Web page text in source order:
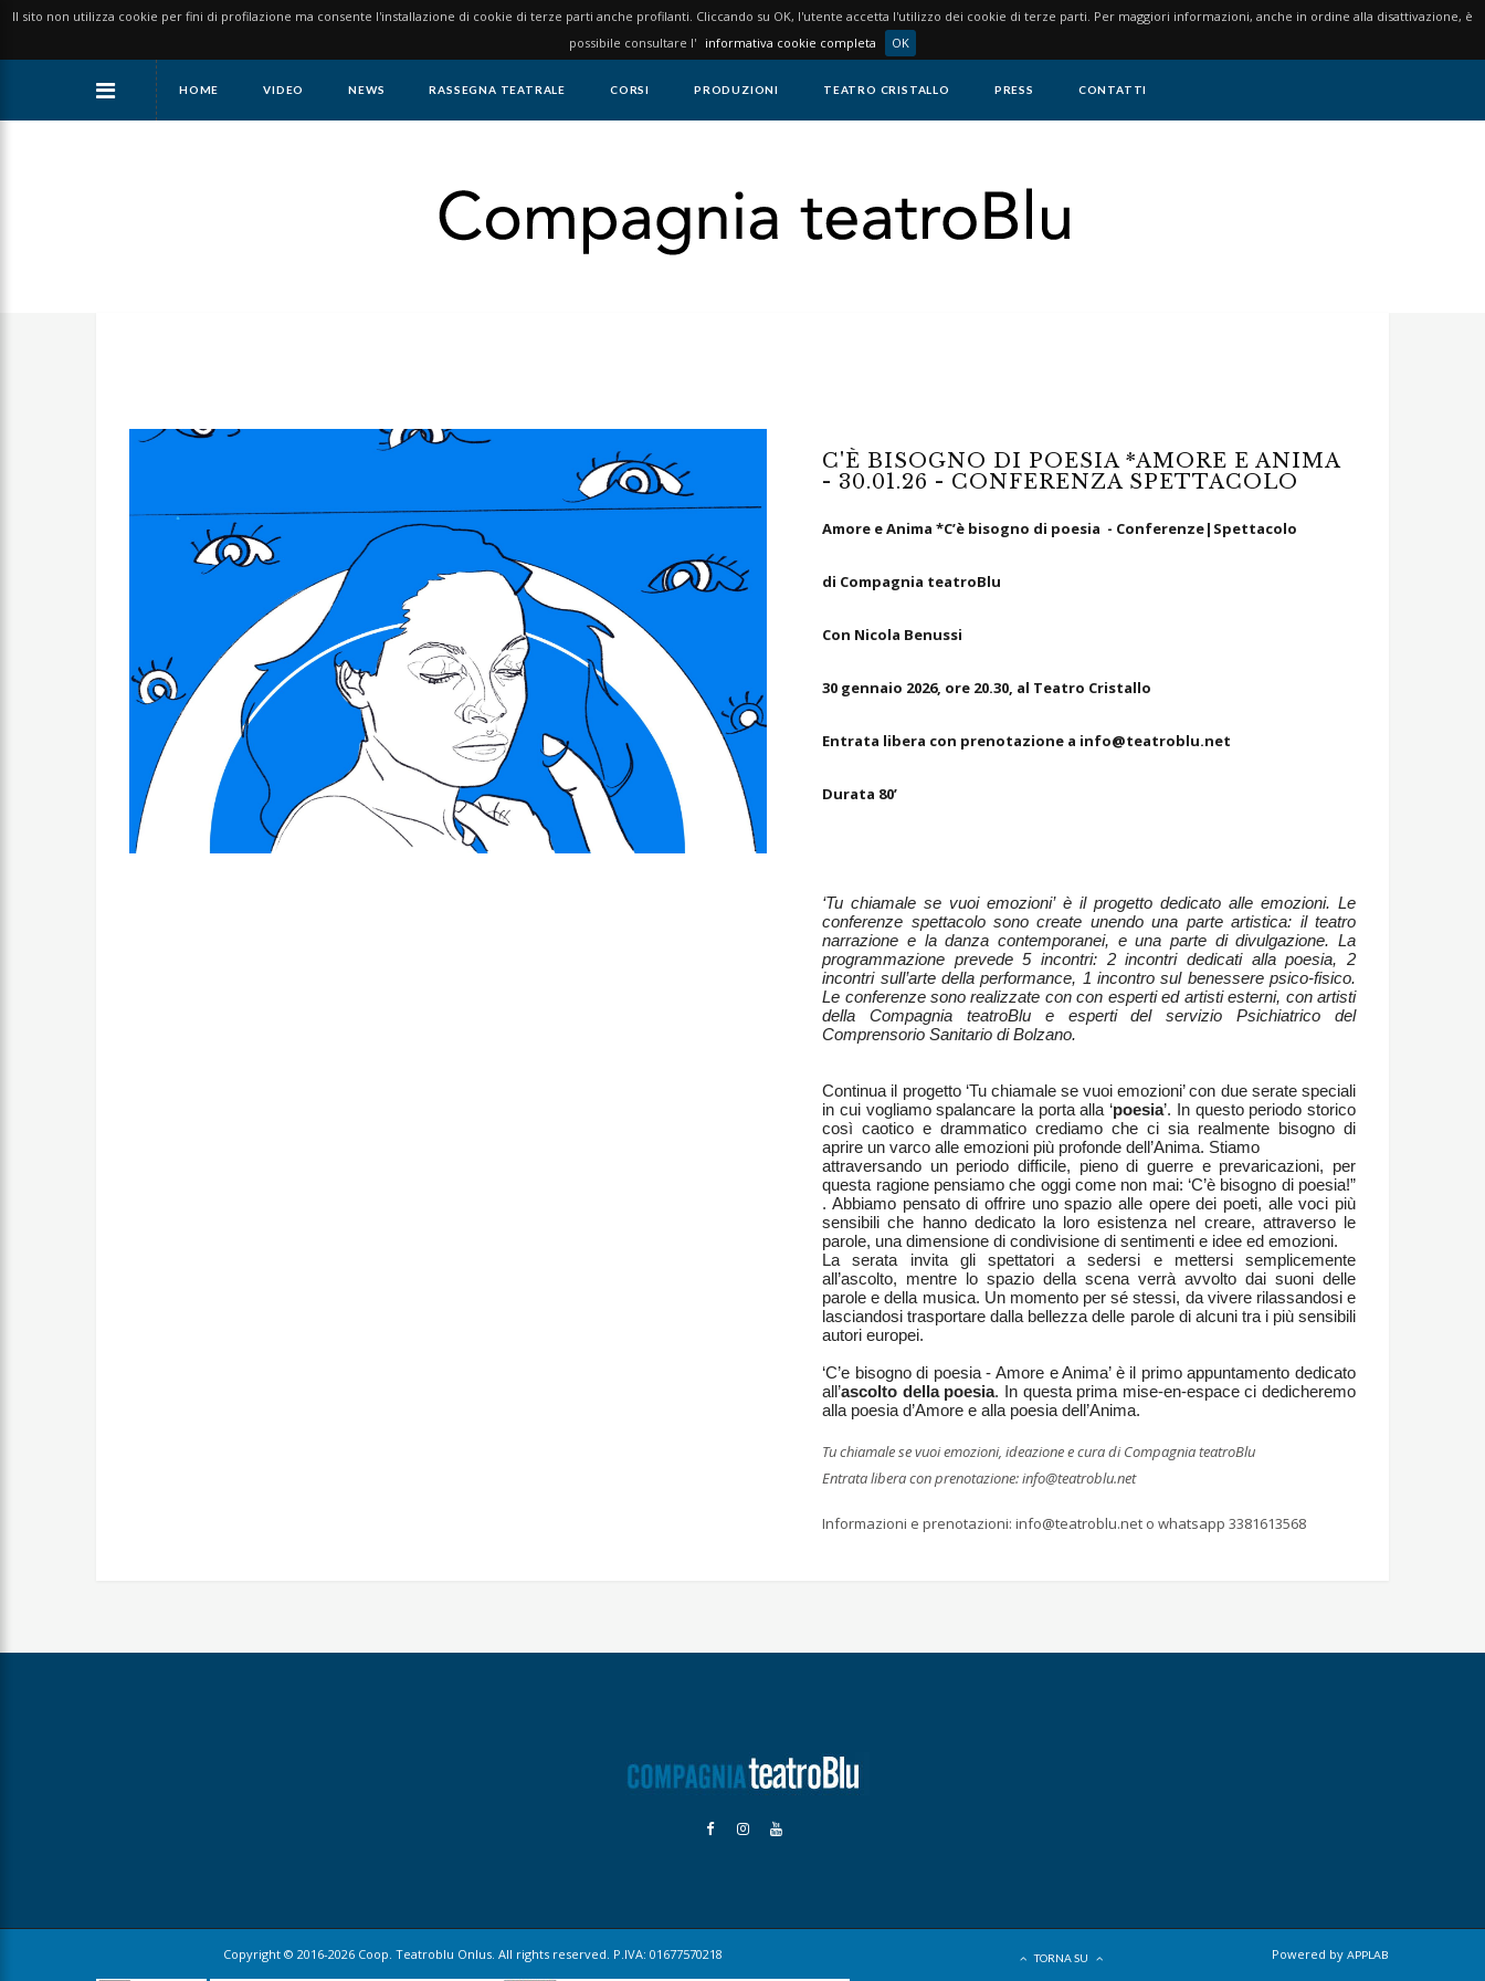
Il sito non utilizza cookie per fini di profilazione ma consente l'installazione di cookie di terze parti anche profilanti. Cliccando su OK, l'utente accetta l'utilizzo dei cookie di terze parti. Per maggiori informazioni, anche in ordine alla disattivazione, è
possibile consultare l' informativa cookie completa OK
HOME VIDEO NEWS RASSEGNA TEATRALE CORSI PRODUZIONI TEATRO CRISTALLO PRESS CONTATTI
C'È BISOGNO DI POESIA *AMORE E ANIMA
- 30.01.26 - CONFERENZA SPETTACOLO
Amore e Anima *C’è bisogno di poesia - Conferenze|Spettacolo
di Compagnia teatroBlu
Con Nicola Benussi
30 gennaio 2026, ore 20.30, al Teatro Cristallo
Entrata libera con prenotazione a info@teatroblu.net
Durata 80’
‘Tu chiamale se vuoi emozioni’ è il progetto dedicato alle emozioni. Le
conferenze spettacolo sono create unendo una parte artistica: il teatro
narrazione e la danza contemporanei, e una parte di divulgazione. La
programmazione prevede 5 incontri: 2 incontri dedicati alla poesia, 2
incontri sull’arte della performance, 1 incontro sul benessere psico-fisico.
Le conferenze sono realizzate con con esperti ed artisti esterni, con artisti
della Compagnia teatroBlu e esperti del servizio Psichiatrico del
Comprensorio Sanitario di Bolzano.
Continua il progetto ‘Tu chiamale se vuoi emozioni’ con due serate speciali
in cui vogliamo spalancare la porta alla ‘poesia’. In questo periodo storico
così caotico e drammatico crediamo che ci sia realmente bisogno di
aprire un varco alle emozioni più profonde dell’Anima. Stiamo
attraversando un periodo difficile, pieno di guerre e prevaricazioni, per
questa ragione pensiamo che oggi come non mai: ‘C’è bisogno di poesia!”
. Abbiamo pensato di offrire uno spazio alle opere dei poeti, alle voci più
sensibili che hanno dedicato la loro esistenza nel creare, attraverso le
parole, una dimensione di condivisione di sentimenti e idee ed emozioni.
La serata invita gli spettatori a sedersi e mettersi semplicemente
all’ascolto, mentre lo spazio della scena verrà avvolto dai suoni delle
parole e della musica. Un momento per sé stessi, da vivere rilassandosi e
lasciandosi trasportare dalla bellezza delle parole di alcuni tra i più sensibili
autori europei.
‘C’e bisogno di poesia - Amore e Anima’ è il primo appuntamento dedicato
all’ascolto della poesia. In questa prima mise-en-espace ci dedicheremo
alla poesia d’Amore e alla poesia dell’Anima.
Tu chiamale se vuoi emozioni, ideazione e cura di Compagnia teatroBlu
Entrata libera con prenotazione:info@teatroblu.net
Informazioni e prenotazioni:info@teatroblu.net o whatsapp 3381613568
Copyright © 2016-2026 Coop. Teatroblu Onlus. All rights reserved. P.IVA: 01677570218 TORNA SU Powered by APPLAB